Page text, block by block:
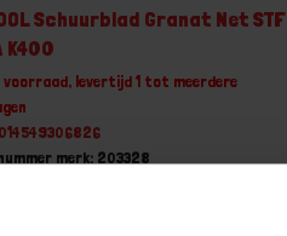
Schuurblad Granat Net STF
K400
voorraad, levertijd 1 tot meerdere
merk: 203328